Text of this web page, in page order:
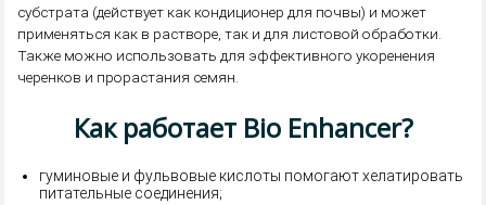
субстрата (действует как кондиционер для почвы) и может
применяться как в растворе, так и для листовой обработки.
Также можно использовать для эффективного укоренения
черенков и прорастания семян.
Как работает Bio Enhancer?
гуминовые и фульвовые кислоты помогают хелатировать
питательные соединения;